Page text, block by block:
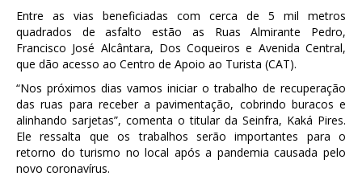
Entre as vias beneficiadas com cerca de 5 mil metros
quadrados de asfalto estão as Ruas Almirante Pedro,
Francisco José Alcântara, Dos Coqueiros e Avenida Central,
que dão acesso ao Centro de Apoio ao Turista (CAT).
“Nos próximos dias vamos iniciar o trabalho de recuperação
das ruas para receber a pavimentação, cobrindo buracos e
alinhando sarjetas”, comenta o titular da Seinfra, Kaká Pires.
Ele ressalta que os trabalhos serão importantes para o
retorno do turismo no local após a pandemia causada pelo
novo coronavírus.